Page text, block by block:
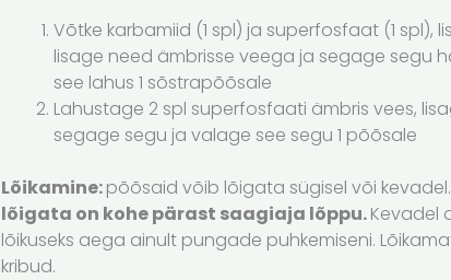
Võtke karbamiid (1 spl) ja superfosfaat (1 spl),
lisage need ämbrisse veega ja segage segu
see lahus 1 sõstrapõõsale
Lahustage 2 spl superfosfaati ämbris vees,
segage segu ja valage see segu 1 põõsale
Lõikamine:põõsaid võib lõigata sügisel või kevadel.
lõigata on kohe pärast saagiaja lõppu.Kevadel
lõikuseks aega ainult pungade puhkemiseni.
kribud.